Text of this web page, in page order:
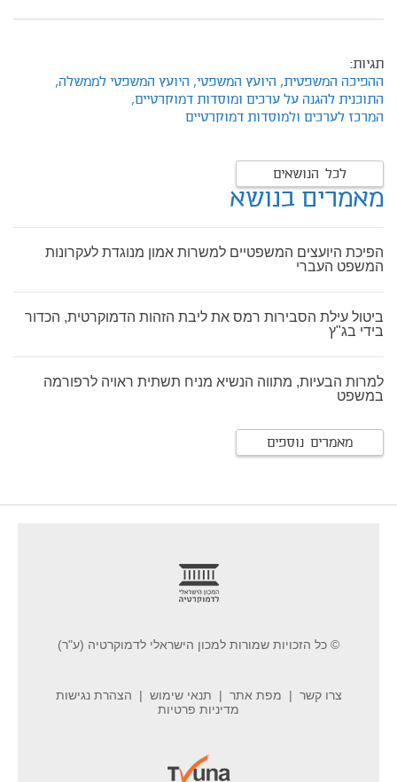
תגיות:
ההפיכה המשפטית, היועץ המשפטי, היועץ המשפטי לממשלה,
התוכנית להגנה על ערכים ומוסדות דמוקרטיים,
המרכז לערכים ולמוסדות דמוקרטיים
לכל הנושאים
מאמרים בנושא
הפיכת היועצים המשפטיים למשרות אמון מנוגדת לעקרונות
המשפט העברי
ביטול עילת הסבירות רמס את ליבת הזהות הדמוקרטית, הכדור
בידי בג"ץ
למרות הבעיות, מתווה הנשיא מניח תשתית ראויה לרפורמה
במשפט
מאמרים נוספים
© כל הזכויות שמורות למכון הישראלי לדמוקרטיה (ע"ר)
צרו קשר מפת אתר תנאי שימוש
הצהרת נגישות
מדיניות פרטיות